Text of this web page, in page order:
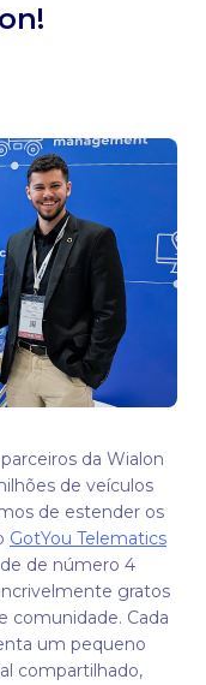
da Wialon
de veículos
de estender os
GotYou Telematics
de número 4
gratos
comunidade. Cada
um pequeno
compartilhado,